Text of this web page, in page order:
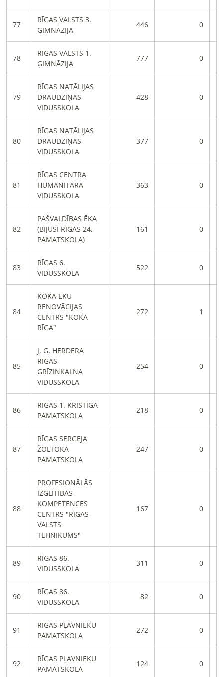
77
RĪGAS VALSTS 3.
ĢIMNĀZIJA
446 0
78
RĪGAS VALSTS 1.
ĢIMNĀZIJA
777 0
79
RĪGAS NATĀLIJAS
DRAUDZIŅAS
VIDUSSKOLA
428 0
80
RĪGAS NATĀLIJAS
DRAUDZIŅAS
VIDUSSKOLA
377 0
81
RĪGAS CENTRA
HUMANITĀRĀ
VIDUSSKOLA
363 0
82
PAŠVALDĪBAS ĒKA
(BIJUSĪ RĪGAS 24.
PAMATSKOLA)
161 0
83
RĪGAS 6.
VIDUSSKOLA
522 0
84
KOKA ĒKU
RENOVĀCIJAS
CENTRS "KOKA
RĪGA"
272 1
85
J. G. HERDERA
RĪGAS
GRĪZIŅKALNA
VIDUSSKOLA
254 0
86
RĪGAS 1. KRISTĪGĀ
PAMATSKOLA
218 0
87
RĪGAS SERGEJA
ŽOLTOKA
PAMATSKOLA
247 0
88
PROFESIONĀLĀS
IZGLĪTĪBAS
KOMPETENCES
CENTRS "RĪGAS
VALSTS
TEHNIKUMS"
167 0
89
RĪGAS 86.
VIDUSSKOLA
311 0
90
RĪGAS 86.
VIDUSSKOLA
82 0
91
RĪGAS PĻAVNIEKU
PAMATSKOLA
272 0
92
RĪGAS PĻAVNIEKU
PAMATSKOLA
124 0